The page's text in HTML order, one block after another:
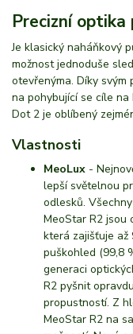
Precizní
Je klasický naháňkový
možnost jednoduše
otevřenýma. Díky
na pohybující se cíle
Dot 2 je oblíbený
Vlastnosti
MeoLux -
lepší světelnou
odlesků.
MeoStar R2 jsou
která zajišťuje
puškohled (99,8
generaci
R2 pyšnit
propustností. Z
MeoStar R2 na